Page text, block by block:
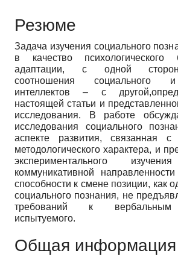
Резюме
Задача изучения социального
в качество психологического
адаптации, с одной
соотношения социального
интеллектов – с
настоящей статьи и
исследования. В работе
исследования социального
аспекте развития, связанная
методологического характера, и
экспериментального
коммуникативной
способности к смене позиции, как
социального познания, не
требований к вербальным
испытуемого.
Общая информация